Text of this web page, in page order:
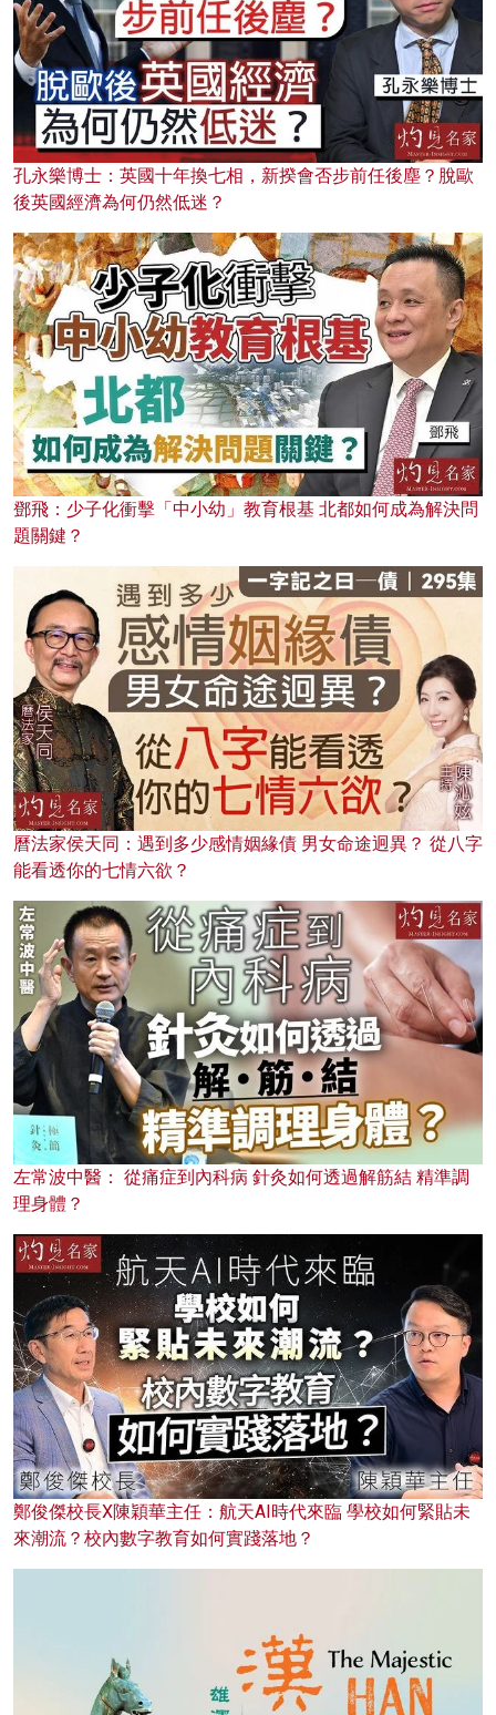
孔永樂博士：英國十年換七相，新揆會否步前任後塵？脫歐
後英國經濟為何仍然低迷？
鄧飛：少子化衝擊「中小幼」教育根基 北都如何成為解決問
題關鍵？
曆法家侯天同：遇到多少感情姻緣債 男女命途迥異？ 從八字
能看透你的七情六欲？
左常波中醫： 從痛症到內科病 針灸如何透過解筋結 精準調
理身體？
鄭俊傑校長X陳穎華主任：航天AI時代來臨 學校如何緊貼未
來潮流？校內數字教育如何實踐落地？